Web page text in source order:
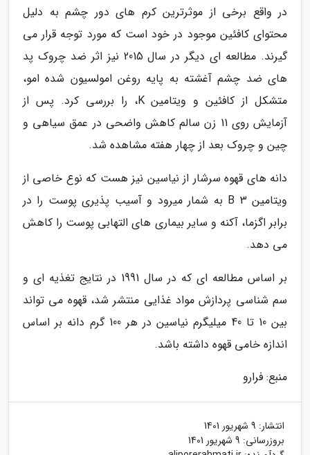
در واقع برخی از موثرترین کرم های دور چشم به دلیل
محتوای کافئین موجود در خود است که مورد توجه قرار می
گیرند. مطالعه ای دیگر در سال 2015 نیز اثر ضد چروک پد
های ضد چشم آغشته به پایه روغن امولسیون شده امو،
متشکل از کافئین و ویتامین K، را بررسی کرد. پس از
آزمایش روی 11 زن سالم کاهش واضحی در عمق سیاهی و
چین و چروک بعد از چهار هفته مشاهده شد.
دانه های قهوه سرشار از نیاسین نیز هست که نوع خاصی از
ویتامین B 3 به شمار میرود و آسیب پذیری پوست را در
برابر اگزما، آکنه و سایر بیماری های التهابی پوست را کاهش
می دهد.
بر اساس مطالعه ای که در سال 1991 در نتایج تغذیه ای و
سم شناسی پردازش مواد غذایی منتشر شد، قهوه می تواند
بین 10 تا 40 میلیگرم نیاسین در هر 100 گرم دانه بر اساس
اندازه خامی قهوه داشته باشد.
منبع: فرارو
انتشار: 9 شهریور 1401
بروزرسانی: 9 شهریور 1401